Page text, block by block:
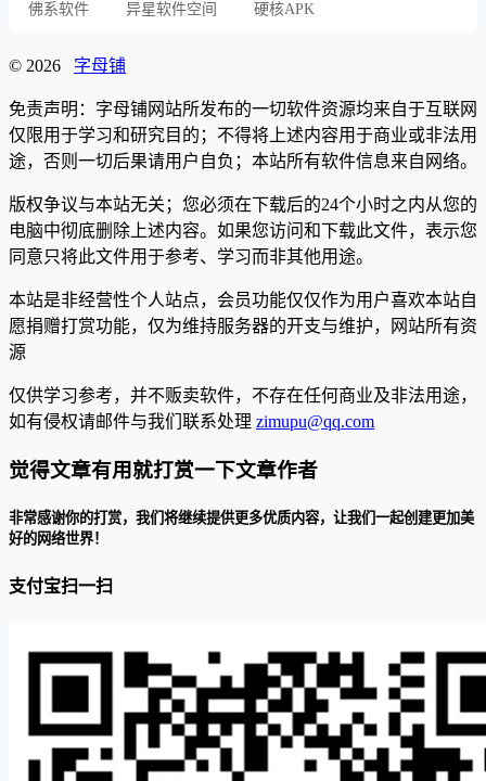
佛系软件 异星软件空间 硬核APK
© 2026 字母铺
免责声明：字母铺网站所发布的一切软件资源均来自于互联网
仅限用于学习和研究目的；不得将上述内容用于商业或非法用
途，否则一切后果请用户自负；本站所有软件信息来自网络。
版权争议与本站无关；您必须在下载后的24个小时之内从您的
电脑中彻底删除上述内容。如果您访问和下载此文件，表示您
同意只将此文件用于参考、学习而非其他用途。
本站是非经营性个人站点，会员功能仅仅作为用户喜欢本站自
愿捐赠打赏功能，仅为维持服务器的开支与维护，网站所有资
源
仅供学习参考，并不贩卖软件，不存在任何商业及非法用途，
如有侵权请邮件与我们联系处理 zimupu@qq.com
觉得文章有用就打赏一下文章作者
非常感谢你的打赏，我们将继续提供更多优质内容，让我们一起创建更加美
好的网络世界！
支付宝扫一扫